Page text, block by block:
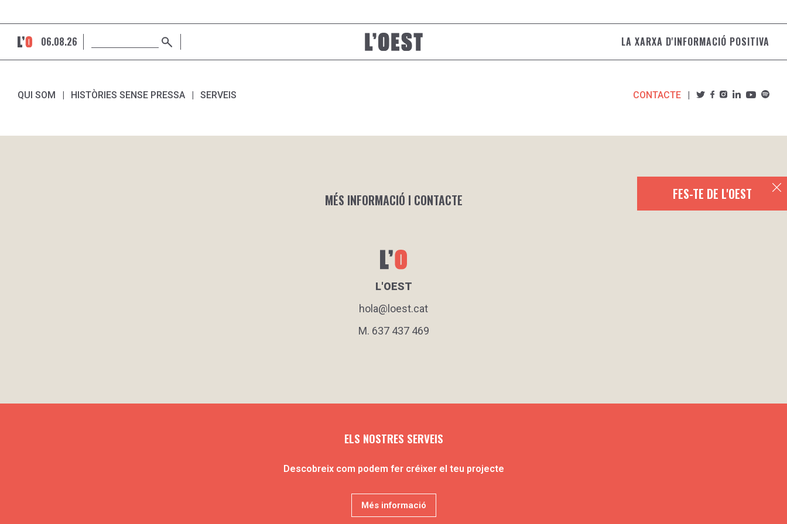
06.08.26 LA XARXA D'INFORMACIÓ POSITIVA
QUI SOM HISTÒRIES SENSE PRESSA SERVEIS CONTACTE
FES-TE DE L'OEST
MÉS INFORMACIÓ I CONTACTE
L'OEST
hola@loest.cat
M. 637 437 469
ELS NOSTRES SERVEIS
Descobreix com podem fer créixer el teu projecte
Més informació